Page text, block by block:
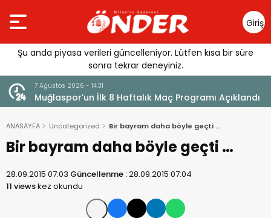
Giriş
Yap
Şu anda piyasa verileri güncelleniyor. Lütfen kısa bir süre
sonra tekrar deneyiniz.
- 14:31
İlk 8 Haftalık Maç Programı Açıklandı Saniye Özden
ANASAYFA Uncategorized Bir bayram daha böyle geçti …
Bir bayram daha böyle geçti …
28.09.2015 07:03 Güncellenme :28.09.2015 07:04
11 viewskez okundu